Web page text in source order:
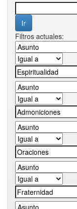
Filtros actuales: